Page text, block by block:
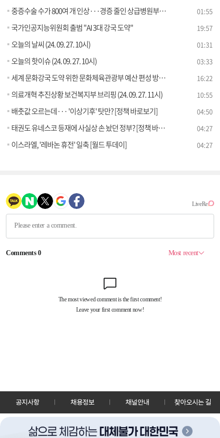
중증수술 수가 800여 개 인상···경증 줄인 상급병원부터 적용 01:55
국가인공지능위원회 출범 "AI 3대 강국 도약" 19:57
오늘의 날씨 (24. 09. 27. 10시) 01:31
오늘의 핫이슈 (24. 09. 27. 10시) 03:33
세계 문화강국 도약 위한 문화체육관광부 예산 편성 방향은? 16:22
의료개혁 추진상황 보건복지부 브리핑 (24. 09. 27. 11시) 10:55
배춧값 오르는데··· '이상기후' 탓만? [정책 바로보기] 04:50
태권도 유네스코 등재에 사실상 손 놨던 정부? [정책 바로보기] 04:27
이스라엘, '레바논 휴전' 일축 [월드 투데이] 04:27
공지사항 채용정보 채널안내 찾아오시는 길
30128 세종특별자치시 정부2청사로 13 한국정책방송원 KTV
TEL: 044-204-8000